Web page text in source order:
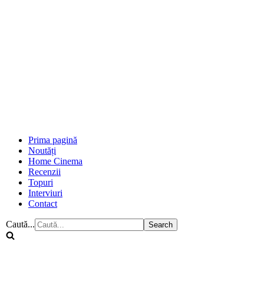
Prima pagină
Noutăți
Home Cinema
Recenzii
Topuri
Interviuri
Contact
Caută...